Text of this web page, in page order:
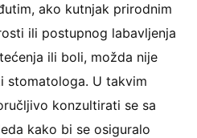
ako kutnjak prirodnim
ili postupnog labavljenja
ili boli, možda nije
stomatologa. U takvim
konzultirati se sa
kako bi se osiguralo